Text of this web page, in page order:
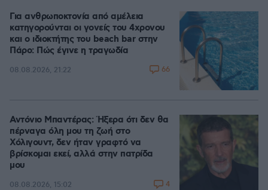
Για ανθρωποκτονία από αμέλεια
κατηγορούνται οι γονείς του 4χρονου
και ο ιδιοκτήτης του beach bar στην
Πάρο: Πώς έγινε η τραγωδία
08.08.2026, 21:22 66
Αντόνιο Μπαντέρας: Ήξερα ότι δεν θα
πέρναγα όλη μου τη ζωή στο
Χόλιγουντ, δεν ήταν γραφτό να
βρίσκομαι εκεί, αλλά στην πατρίδα
μου
08.08.2026, 15:02 4